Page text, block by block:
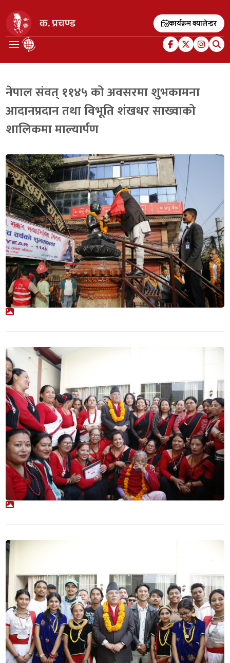
कार्यक्रम क्यालेन्डर
नेपाल संवत् ११४५ को अवसरमा शुभकामना
आदानप्रदान तथा विभूति शंखधर साख्वाको
शालिकमा माल्यार्पण